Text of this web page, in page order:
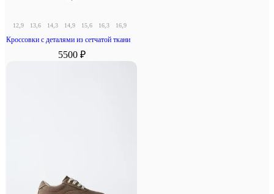
12,9 13,6 14,3 14,9 15,6 16,3 16,9
Кроссовки с деталями из сетчатой ткани
5500 ₽